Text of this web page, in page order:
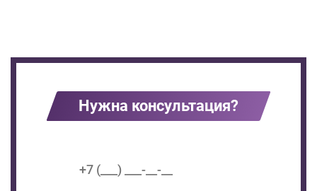
Нужна консультация?